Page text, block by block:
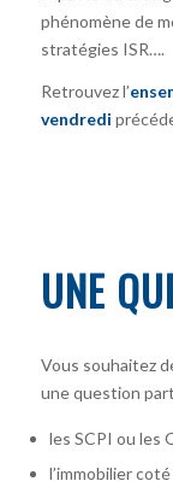
phénomène de
stratégies ISR….
Retrouvez l’
vendredi
UNE
Vous souhaitez
une question
les SCPI ou les
l’immobilier coté